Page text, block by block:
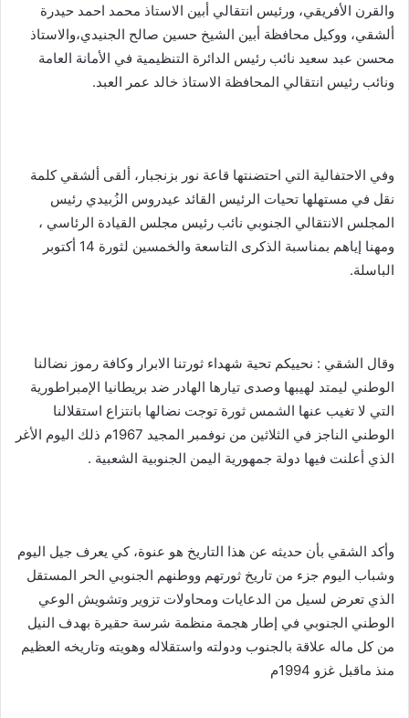
والقرن الأفريقي، ورئيس انتقالي أبين الاستاذ محمد احمد حيدرة
ألشقي، ووكيل محافظة أبين الشيخ حسين صالح الجنيدي،والاستاذ
محسن عبد سعيد نائب رئيس الدائرة التنظيمية في الأمانة العامة
ونائب رئيس انتقالي المحافظة الاستاذ خالد عمر العبد.
وفي الاحتفالية التي احتضنتها قاعة نور بزنجبار، ألقى ألشقي كلمة
نقل في مستهلها تحيات الرئيس القائد عيدروس الزُبيدي رئيس
المجلس الانتقالي الجنوبي نائب رئيس مجلس القيادة الرئاسي ،
ومهنا إياهم بمناسبة الذكرى التاسعة والخمسين لثورة 14 أكتوبر
الباسلة.
وقال الشقي : نحييكم تحية شهداء ثورتنا الابرار وكافة رموز نضالنا
الوطني ليمتد لهيبها وصدى تيارها الهادر ضد بريطانيا الإمبراطورية
التي لا تغيب عنها الشمس ثورة توجت نضالها بانتزاع استقلالنا
الوطني الناجز في الثلاثين من نوفمبر المجيد 1967م ذلك اليوم الأغر
الذي أعلنت فيها دولة جمهورية اليمن الجنوبية الشعبية .
وأكد الشقي بأن حديثه عن هذا التاريخ هو عنوة، كي يعرف جيل اليوم
وشباب اليوم جزء من تاريخ ثورتهم ووطنهم الجنوبي الحر المستقل
الذي تعرض لسيل من الدعايات ومحاولات تزوير وتشويش الوعي
الوطني الجنوبي في إطار هجمة منظمة شرسة حقيرة بهدف النيل
من كل ماله علاقة بالجنوب ودولته واستقلاله وهويته وتاريخه العظيم
منذ ماقبل غزو 1994م